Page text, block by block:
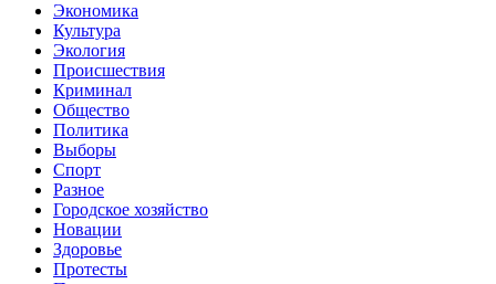
Экономика
Культура
Экология
Происшествия
Криминал
Общество
Политика
Выборы
Спорт
Разное
Городское хозяйство
Новации
Здоровье
Протесты